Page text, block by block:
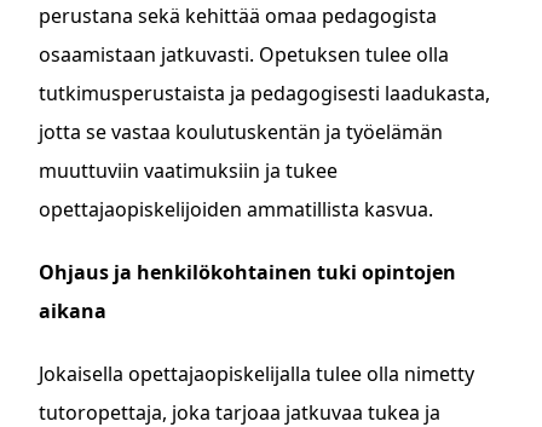
perustana sekä kehittää omaa pedagogista
osaamistaan jatkuvasti. Opetuksen tulee olla
tutkimusperustaista ja pedagogisesti laadukasta,
jotta se vastaa koulutuskentän ja työelämän
muuttuviin vaatimuksiin ja tukee
opettajaopiskelijoiden ammatillista kasvua.
Ohjaus ja henkilökohtainen tuki opintojen
aikana
Jokaisella opettajaopiskelijalla tulee olla nimetty
tutoropettaja, joka tarjoaa jatkuvaa tukea ja